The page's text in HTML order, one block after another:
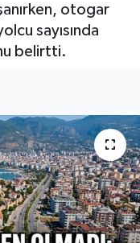
otogar
sayısında
belirtti.